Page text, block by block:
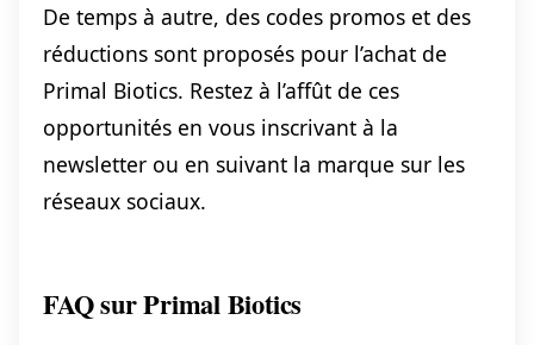
De temps à autre, des codes promos et des
réductions sont proposés pour l’achat de
Primal Biotics. Restez à l’affût de ces
opportunités en vous inscrivant à la
newsletter ou en suivant la marque sur les
réseaux sociaux.
FAQ sur Primal Biotics